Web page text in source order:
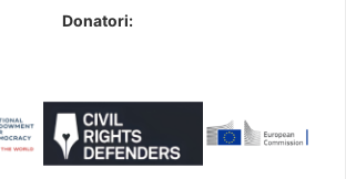
Donatori: